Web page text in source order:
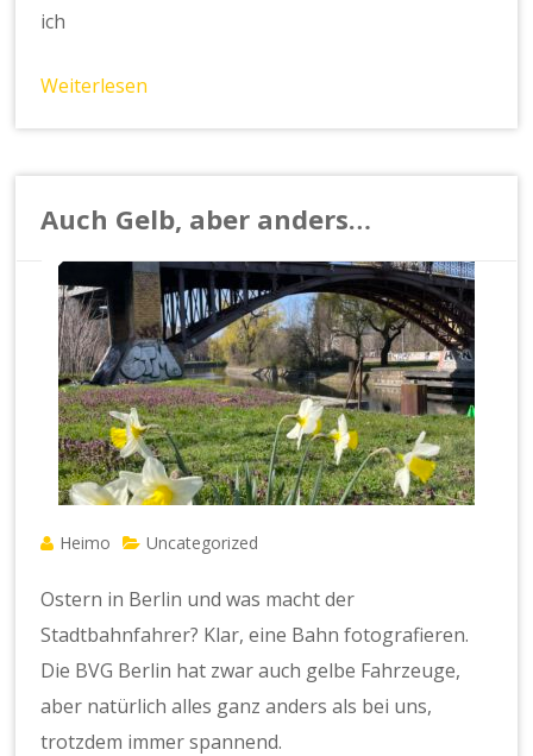
ich
Weiterlesen
Auch Gelb, aber anders…
Heimo Uncategorized
Ostern in Berlin und was macht der
Stadtbahnfahrer? Klar, eine Bahn fotografieren.
Die BVG Berlin hat zwar auch gelbe Fahrzeuge,
aber natürlich alles ganz anders als bei uns,
trotzdem immer spannend.